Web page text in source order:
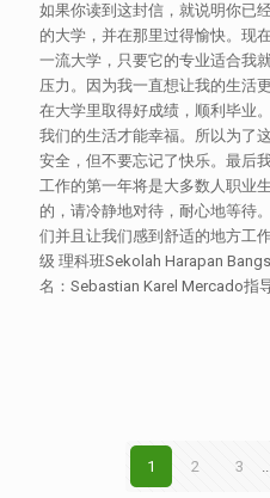
如果你读到这封信，就说明你已
的大学，并在那里过得愉快。现
一流大学，只要它的专业适合我
压力。因为我一直想让我的生活
在大学里取得好成绩，顺利毕业
我们的生活才能幸福。所以为了
安全，但不要忘记了快乐。最后
工作的第一年将是大多数人职业
的，请冷静地对待，耐心地等待
们并且让我们感到舒适的地方工
级 理科班Sekolah Harapan
名：Sebastian Karel Mercado指
1 2 3